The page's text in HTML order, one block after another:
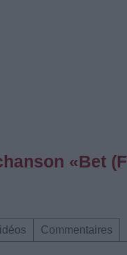
«Bet
Commentaires